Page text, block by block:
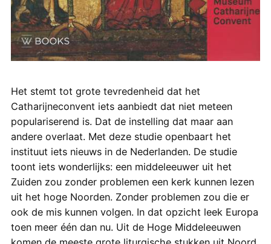
Het stemt tot grote tevredenheid dat het
Catharijneconvent iets aanbiedt dat niet meteen
populariserend is. Dat de instelling dat maar aan
andere overlaat. Met deze studie openbaart het
instituut iets nieuws in de Nederlanden. De studie
toont iets wonderlijks: een middeleeuwer uit het
Zuiden zou zonder problemen een kerk kunnen lezen
uit het hoge Noorden. Zonder problemen zou die er
ook de mis kunnen volgen. In dat opzicht leek Europa
toen meer één dan nu. Uit de Hoge Middeleeuwen